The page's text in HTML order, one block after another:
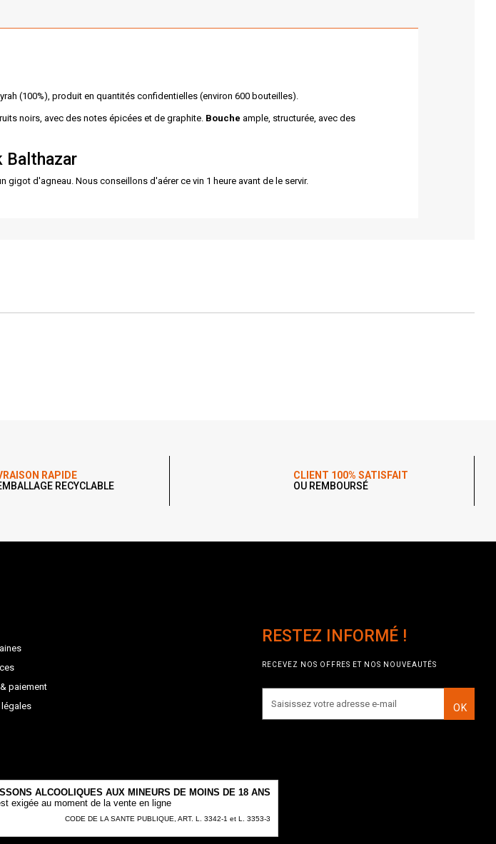
(100%), produit en quantités confidentielles (environ 600 bouteilles).
noirs, avec des notes épicées et de graphite. Boucheample, structurée, avec des
Balthazar
gigot d'agneau. Nous conseillons d'aérer ce vin 1 heure avant de le servir.
RAPIDE
RECYCLABLE
CLIENT 100% SATISFAIT
OU REMBOURSÉ
paiement
RESTEZ INFORMÉ !
RECEVEZ NOS OFFRES ET NOS NOUVEAUTÉS
OK
ALCOOLIQUES AUX MINEURS DE MOINS DE 18 ANS
exigée au moment de la vente en ligne
CODE DE LA SANTE PUBLIQUE, ART. L. 3342-1 et L. 3353-3